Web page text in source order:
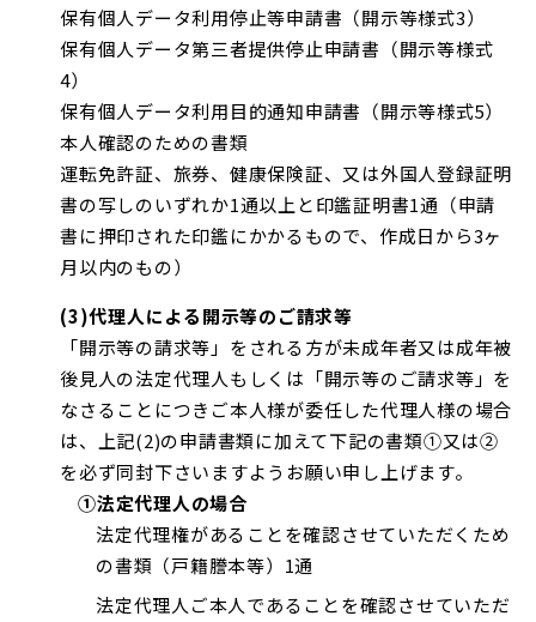
保有個人データ利用停止等申請書（開示等様式3）
保有個人データ第三者提供停止申請書（開示等様式
4）
保有個人データ利用目的通知申請書（開示等様式5）
本人確認のための書類
運転免許証、旅券、健康保険証、又は外国人登録証明
書の写しのいずれか1通以上と印鑑証明書1通（申請
書に押印された印鑑にかかるもので、作成日から3ヶ
月以内のもの）
(3)代理人による開示等のご請求等
「開示等の請求等」をされる方が未成年者又は成年被
後見人の法定代理人もしくは「開示等のご請求等」を
なさることにつきご本人様が委任した代理人様の場合
は、上記(2)の申請書類に加えて下記の書類①又は②
を必ず同封下さいますようお願い申し上げます。
①法定代理人の場合
法定代理権があることを確認させていただくため
の書類（戸籍謄本等）1通
法定代理人ご本人であることを確認させていただ